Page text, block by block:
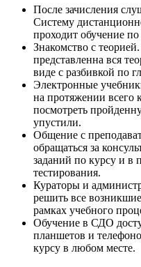
После зачисления
Систему
проходит обучение
Знакомство с
представленна вся
виде с разбивкой по
Электронные
на протяжении всего
посмотреть
упустили.
Общение с
обращаться за
заданий по курсу и в
тестирования.
Кураторы и
решить все
рамках учебного
Обучение в СДО
планшетов и
курсу в любом месте.